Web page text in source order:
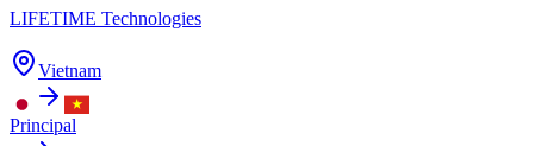
LIFETIME Technologies
Vietnam
Principal